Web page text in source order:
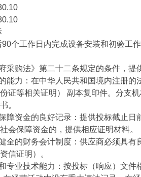
工作日内完成设备安装和初验工作
购法》第二十二条规定的条件，提
力：在中华人民共和国境内注册的
证等相关证明） 副本复印件。分支
。
资金的良好记录：提供投标截止日
会保障资金的，提供相应证明材料。
的财务会计制度：供应商必须具有
信证明）。
业技术能力：按投标（响应）文件